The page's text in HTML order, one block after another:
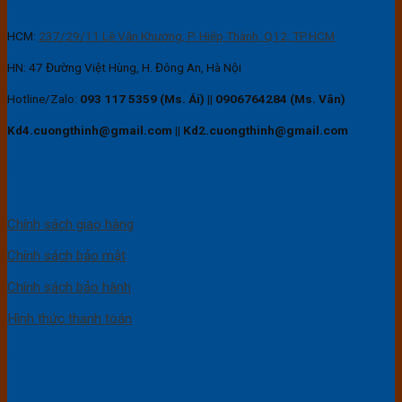
HCM: 237/29/11 Lê Văn Khương, P. Hiệp Thành, Q12, TP.HCM
HN: 47 Đường Việt Hùng, H. Đông An, Hà Nội
Hotline/Zalo: 093 117 5359 (Ms. Ái) || 0906764284 (Ms. Vân)
Kd4.cuongthinh@gmail.com || Kd2.cuongthinh@gmail.com
Chính sách giao hàng
Chính sách bảo mật
Chính sách bảo hành
Hình thức thanh toán